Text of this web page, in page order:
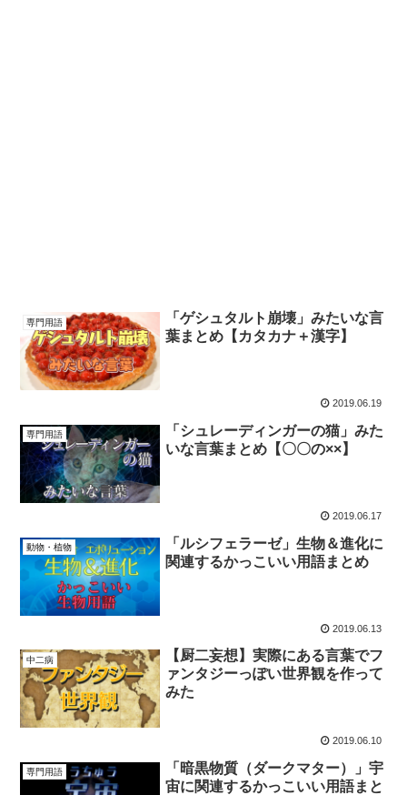
専門用語
「ゲシュタルト崩壊」みたいな言
葉まとめ【カタカナ＋漢字】
2019.06.19
専門用語
「シュレーディンガーの猫」みた
いな言葉まとめ【〇〇の××】
2019.06.17
動物・植物
「ルシフェラーゼ」生物＆進化に
関連するかっこいい用語まとめ
2019.06.13
中二病
【厨二妄想】実際にある言葉でフ
ァンタジーっぽい世界観を作って
みた
2019.06.10
専門用語
「暗黒物質（ダークマター）」宇
宙に関連するかっこいい用語まと